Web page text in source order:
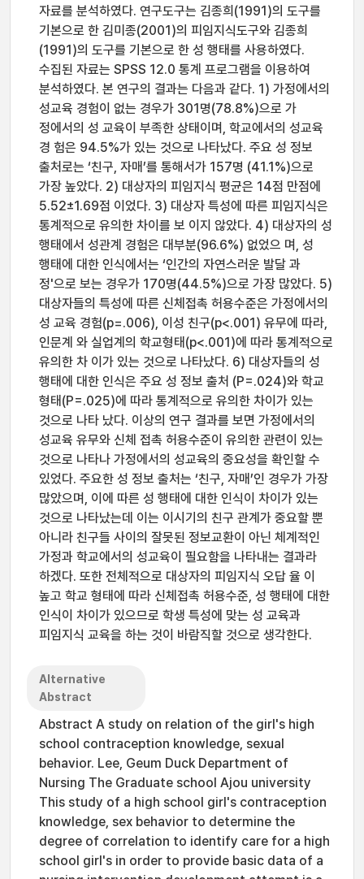
자료를 분석하였다. 연구도구는 김종희(1991)의 도구를
기본으로 한 김미종(2001)의 피임지식도구와 김종희
(1991)의 도구를 기본으로 한 성 행태를 사용하였다.
수집된 자료는 SPSS 12.0 통계 프로그램을 이용하여
분석하였다. 본 연구의 결과는 다음과 같다. 1) 가정에서의
성교육 경험이 없는 경우가 301명(78.8%)으로 가
정에서의 성 교육이 부족한 상태이며, 학교에서의 성교육
경 험은 94.5%가 있는 것으로 나타났다. 주요 성 정보
출처로는 ‘친구, 자매’를 통해서가 157명 (41.1%)으로
가장 높았다. 2) 대상자의 피임지식 평균은 14점 만점에
5.52±1.69점 이었다. 3) 대상자 특성에 따른 피임지식은
통계적으로 유의한 차이를 보 이지 않았다. 4) 대상자의 성
행태에서 성관계 경험은 대부분(96.6%) 없었으 며, 성
행태에 대한 인식에서는 ‘인간의 자연스러운 발달 과
정'으로 보는 경우가 170명(44.5%)으로 가장 많았다. 5)
대상자들의 특성에 따른 신체접촉 허용수준은 가정에서의
성 교육 경험(p=.006), 이성 친구(p<.001) 유무에 따라,
인문계 와 실업계의 학교형태(p<.001)에 따라 통계적으로
유의한 차 이가 있는 것으로 나타났다. 6) 대상자들의 성
행태에 대한 인식은 주요 성 정보 출처 (P=.024)와 학교
형태(P=.025)에 따라 통계적으로 유의한 차이가 있는
것으로 나타 났다. 이상의 연구 결과를 보면 가정에서의
성교육 유무와 신체 접촉 허용수준이 유의한 관련이 있는
것으로 나타나 가정에서의 성교육의 중요성을 확인할 수
있었다. 주요한 성 정보 출처는 ‘친구, 자매’인 경우가 가장
많았으며, 이에 따른 성 행태에 대한 인식이 차이가 있는
것으로 나타났는데 이는 이시기의 친구 관계가 중요할 뿐
아니라 친구들 사이의 잘못된 정보교환이 아닌 체계적인
가정과 학교에서의 성교육이 필요함을 나타내는 결과라
하겠다. 또한 전체적으로 대상자의 피임지식 오답 율 이
높고 학교 형태에 따라 신체접촉 허용수준, 성 행태에 대한
인식이 차이가 있으므로 학생 특성에 맞는 성 교육과
피임지식 교육을 하는 것이 바람직할 것으로 생각한다.
Alternative
Abstract
Abstract A study on relation of the girl's high
school contraception knowledge, sexual
behavior. Lee, Geum Duck Department of
Nursing The Graduate school Ajou university
This study of a high school girl's contraception
knowledge, sex behavior to determine the
degree of correlation to identify care for a high
school girl's in order to provide basic data of a